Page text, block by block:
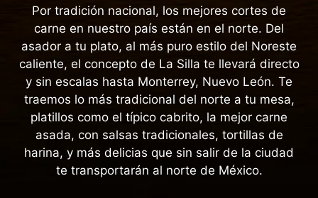
Por tradición nacional, los mejores cortes de
carne en nuestro país están en el norte. Del
asador a tu plato, al más puro estilo del Noreste
caliente, el concepto de La Silla te llevará directo
y sin escalas hasta Monterrey, Nuevo León. Te
traemos lo más tradicional del norte a tu mesa,
platillos como el típico cabrito, la mejor carne
asada, con salsas tradicionales, tortillas de
harina, y más delicias que sin salir de la ciudad
te transportarán al norte de México.